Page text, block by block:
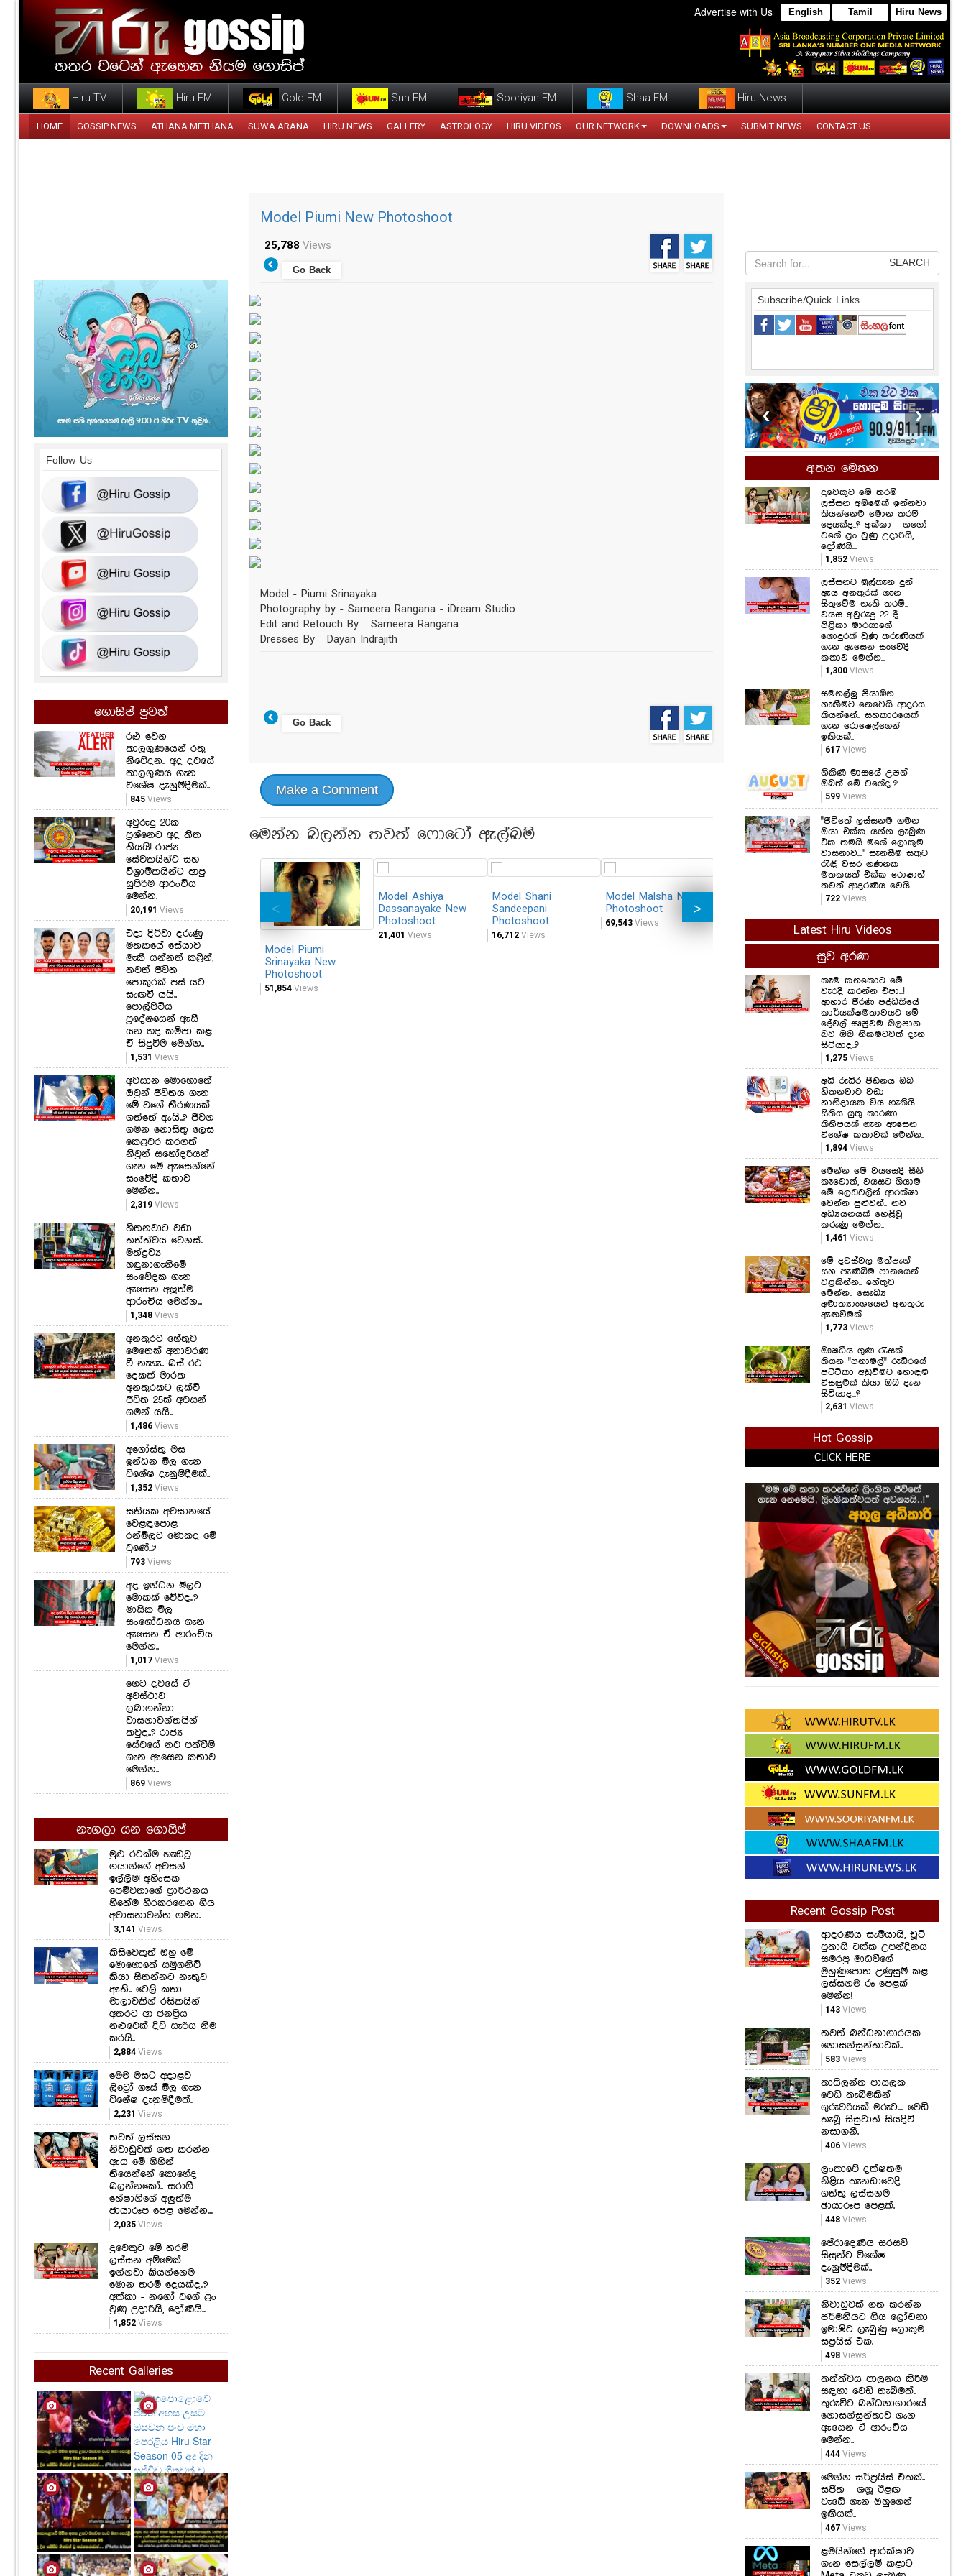
Advertise with Us English Tamil Hiru News
Hiru TV Hiru FM Gold FM Sun FM Sooriyan FM Shaa FM Hiru News
HOME GOSSIP NEWS ATHANA METHANA SUWA ARANA HIRU NEWS GALLERY ASTROLOGY HIRU VIDEOS OUR NETWORK DOWNLOADS SUBMIT NEWS CONTACT US
Model Piumi New Photoshoot
25,788 Views
Go Back
Model - Piumi Srinayaka
Photography by - Sameera Rangana - iDream Studio
Edit and Retouch By - Sameera Rangana
Dresses By - Dayan Indrajith
Go Back
Make a Comment
මෙන්න බලන්න තවත් ෆොටෝ ඇල්බම්
Model Piumi
Srinayaka New
Photoshoot
51,854 Views
Model Ashiya
Dassanayake New
Photoshoot
21,401 Views
Model Shani
Sandeepani
Photoshoot
16,712 Views
Model Malsha New
Photoshoot
69,543 Views
Photoshoot
Trilby Model
Photoshoot
27,104 Views
SEARCH
Subscribe/Quick Links
❮ ❯
අතන මෙතන
දුවෙකුට මේ තරම්
ලස්සන අම්මෙක් ඉන්නවා
කියන්නෙම මොන තරම්
දෙයක්ද..? අක්කා - නගෝ
වගේ ළං වුණු උදාරියි,
දෝණියි...
1,852 Views
ලස්සනට මුල්තැන දුන්
ඇය අනතුරක් ගැන
සිතුවේම නැති තරම්..
වයස අවුරුදු 22 දී
පිළිකා මාරයාගේ
ගොදුරක් වුණු තරුණියක්
ගැන ඇසෙන සංවේදී
කතාව මෙන්න...
1,300 Views
සමනල්ලු පියාඹන
හැඟීමට නෙවෙයි ආදරය
කියන්නේ.. සහකාරයෙක්
ගැන රොෂෙල්ගෙන්
ඉඟියක්..
617 Views
නිකිණි මාසයේ උපන්
ඔබත් මේ වගේද..?
599 Views
"ජීවිතේ ලස්සනම ගමන
ඔයා එක්ක යන්න ලැබුණ
එක තමයි මගේ ලොකුම
වාසනාව..." සැනසීම සතුට
රැඳි වසර ගණනක
මතකයත් එක්ක රොෂාන්
තවත් ආදරණීය වෙයි..
722 Views
Latest Hiru Videos
සුව අරණ
කෑම කනකොට මේ
වැරදි කරන්න එපා...!
ආහාර ජීරණ පද්ධතියේ
කාර්යක්ෂමතාවයට මේ
දේවල් සෘජුවම බලපාන
බව ඔබ නිකමටවත් දැන
සිටියාද..?
1,275 Views
අධි රුධිර පීඩනය ඔබ
හිතනවාට වඩා
හානිදායක විය හැකියි..
සිතිය යුතු කාරණා
කිහිපයක් ගැන ඇසෙන
විශේෂ කතාවක් මෙන්න..
1,894 Views
මෙන්න මේ වයසෙදි සීනි
කෑවොත්, වයසට ගියාම
මේ ලෙඩවලින් ආරක්ෂා
වෙන්න පුළුවන්.. නව
අධ්‍යයනයක් හෙළිවූ
කරුණු මෙන්න..
1,461 Views
මේ දවස්වල මත්පැන්
සහ පැණිබීම පානයෙන්
වළකින්න.. හේතුව
මෙන්න.. සෞඛ්‍ය
අමාත්‍යාංශයෙන් අනතුරු
ඇඟවීමක්..
1,773 Views
ඖෂධීය ගුණ රැසක්
තියන "පනාමල්" රුධිරයේ
පට්ටිකා අඩුවීමට හොඳම
විසඳුමක් කියා ඔබ දැන
සිටියාද...?
2,631 Views
Hot Gossip
CLICK HERE
CLICK HERE
Recent Gossip Post
ආදරණීය සැමියායි, චූටි
පුතායි එක්ක උපන්දිනය
සමරපු මාධවීගේ
මුහුණුපොත උණුසුම් කළ
ලස්සනම රූ පෙළක්
මෙන්න!
143 Views
තවත් බන්ධනාගාරයක
නොසන්සුන්තාවක්..
583 Views
තායිලන්ත පාසලක
වෙඩි තැබීමකින්
ගුරුවරියක් මරුට.... වෙඩි
තැබූ සිසුවාත් සියදිවි
නසාගනී.
406 Views
ලංකාවේ දක්ෂතම
නිළිය කැනඩාවෙදි
ගත්තු ලස්සනම
ඡායාරූප පෙළක්.
448 Views
පේරාදෙණිය සරසවි
සිසුන්ට විශේෂ
දැනුම්දීමක්..
352 Views
නිවාඩුවක් ගත කරන්න
ජර්මනියට ගිය ලෝචනා
ඉමාෂිට ලැබුණු ලොකුම
සප්‍රයිස් එක.
498 Views
තත්ත්වය පාලනය කිරීම
සඳහා වෙඩි තැබීමක්..
කුරුවිට බන්ධනාගාරයේ
නොසන්සුන්තාව ගැන
ඇසෙන ඒ ආරංචිය
මෙන්න..
444 Views
මෙන්න සර්ප්‍රයිස් එකක්..
සජිත - ශනූ ඊළඟ
වැඩේ ගැන ඔහුගෙන්
ඉඟියක්..
467 Views
ළමයින්ගේ ආරක්ෂාව
ගැන සෙල්ලම් කළාට
Follow Us
ගොසිප් පුවත්
රළු වෙන
කාලගුණයෙන් රතු
නිවේදන.. අද දවසේ
කාලගුණය ගැන
විශේෂ දැනුම්දීමක්..
845Views
අවුරුදු 20ක
ප්‍රශ්නෙට අද තිත
තියයි! රාජ්‍ය
සේවකයින්ට සහ
විශ්‍රාමිකයින්ට ආපු
සුපිරිම ආරංචිය
මෙන්න.
20,191 Views
එදා දිට්වා දරුණු
මතකයේ සේයාව
මැකී යන්නත් කළින්,
තවත් ජීවිත
පොකුරක් පස් යට
සැඟවී යයි..
පොල්පිටිය
ප්‍රදේශයෙන් ඇසී
යන හද කම්පා කළ
ඒ සිදුවීම මෙන්න..
1,531 Views
අවසාන මොහොතේ
ඔවුන් ජීවිතය ගැන
මේ වගේ තීරණයක්
ගත්තේ ඇයි..? ජීවන
ගමන නොසිතූ ලෙස
කෙළවර කරගත්
නිවුන් සහෝදරියන්
ගැන මේ ඇසෙන්නේ
සංවේදී කතාව
මෙන්න..
2,319Views
හිතනවාට වඩා
තත්ත්වය වෙනස්..
මත්ද්‍රව්‍ය
හඳුනාගැනීමේ
සංවේදක ගැන
ඇසෙන අලුත්ම
ආරංචිය මෙන්න...
1,348Views
අනතුරට හේතුව
මෙතෙක් අනාවරණ
වී නැහැ.. බස් රථ
දෙකක් මාරක
අනතුරකට ලක්වී
ජීවිත 25ක් අවසන්
ගමන් යයි..
1,486Views
අගෝස්තු මස
ඉන්ධන මිල ගැන
විශේෂ දැනුම්දීමක්..
1,352Views
සතියක අවසානයේ
වෙළඳපොළ
රන්මිලට මොකද මේ
වුණේ..?
793Views
අද ඉන්ධන මිලට
මොකක් වේවිද..?
මාසික මිල
සංශෝධනය ගැන
ඇසෙන ඒ ආරංචිය
මෙන්න..
1,017Views
හෙට දවසේ ඒ
අවස්ථාව
ලබාගන්නා
වාසනාවන්තයින්
කවුද..? රාජ්‍ය
සේවයේ නව පත්වීම්
ගැන ඇසෙන කතාව
මෙන්න..
869Views
නැගලා යන ගොසිප්
මුළු රටක්ම හැඬවූ
ගයාන්ගේ අවසන්
ඉල්ලීම! අහිංසක
පෙම්වතාගේ ප්‍රාර්ථනය
හිතේම හිරකරගෙන ගිය
අවාසනාවන්ත ගමන.
3,141 Views
කිසිවෙකුත් ඔහු මේ
මොහොතේ සමුගනීවි
කියා සිතන්නට නැතුව
ඇති.. ටෙලි කතා
මාලාවකින් රසිකයින්
අතරට ආ ජනප්‍රිය
නළුවෙක් දිවි සැරිය නිම
කරයි..
2,884 Views
මෙම මසට අදාළව
ලිට්‍රෝ ගෑස් මිල ගැන
විශේෂ දැනුම්දීමක්..
2,231 Views
තවත් ලස්සන
නිවාඩුවක් ගත කරන්න
ඇය මේ ගිහින්
තියෙන්නේ කොහේද
බලන්නකෝ.. සරාගී
හේෂානිගේ අලුත්ම
ඡායාරූප පෙළ මෙන්න....
2,035 Views
දුවෙකුට මේ තරම්
ලස්සන අම්මෙක්
ඉන්නවා කියන්නෙම
මොන තරම් දෙයක්ද..?
අක්කා - නගෝ වගේ ළං
වුණු උදාරියි, දෝණියි...
1,852 Views
Recent Galleries